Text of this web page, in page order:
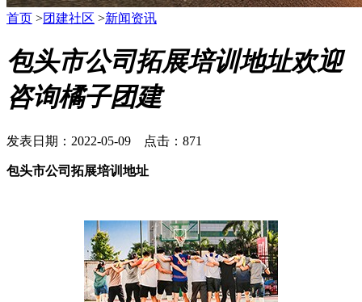
首页 >团建社区 >新闻资讯
包头市公司拓展培训地址欢迎
咨询橘子团建
发表日期：2022-05-09 点击：871
包头市公司拓展培训地址